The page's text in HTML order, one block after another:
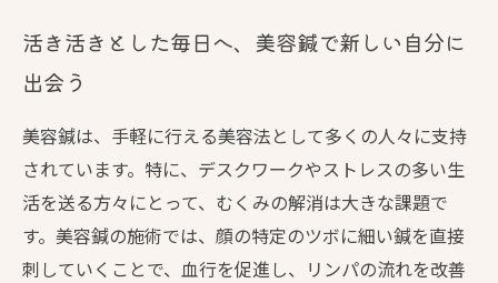
活き活きとした毎日へ、美容鍼で新しい自分に
出会う
美容鍼は、手軽に行える美容法として多くの人々に支持
されています。特に、デスクワークやストレスの多い生
活を送る方々にとって、むくみの解消は大きな課題で
す。美容鍼の施術では、顔の特定のツボに細い鍼を直接
刺していくことで、血行を促進し、リンパの流れを改善